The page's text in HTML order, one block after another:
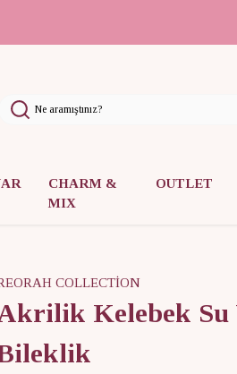
CHARM &
MIX
OUTLET
COLLECTİON
Kelebek Su